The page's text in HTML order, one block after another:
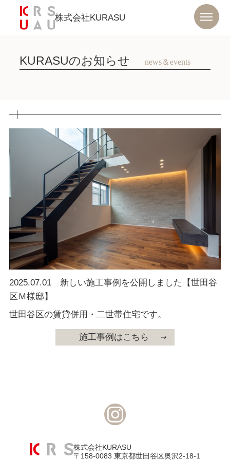
株式会社KURASU
KURASUのお知らせ news＆events
2025.07.01新しい施工事例を公開しました【世田谷
区Ｍ様邸】
世田谷区の賃貸併用・二世帯住宅です。
施工事例はこちら
株式会社KURASU
〒158-0083 東京都世田谷区奥沢2-18-1